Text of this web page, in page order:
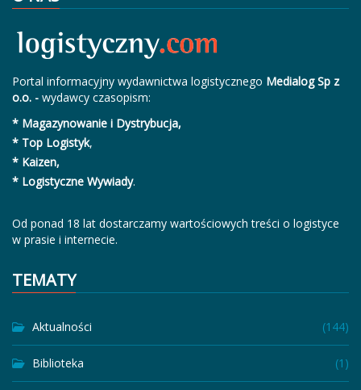
Portal informacyjny wydawnictwa logistycznego Medialog Sp z
o.o. - wydawcy czasopism:
* Magazynowanie i Dystrybucja,
* Top Logistyk,
* Kaizen,
* Logistyczne Wywiady.
Od ponad 18 lat dostarczamy wartościowych treści o logistyce
w prasie i internecie.
TEMATY
Aktualności (144)
Biblioteka (1)